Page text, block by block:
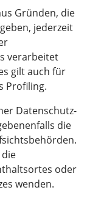
Gründen, die
jederzeit
verarbeitet
gilt auch für
Profiling.
Datenschutz-
die
oder
wenden.